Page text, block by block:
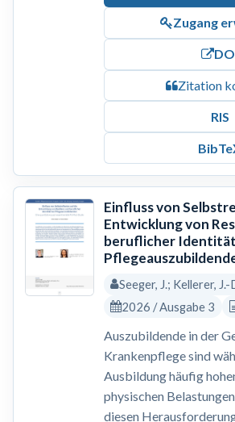
Zugang
Zitation
RIS
Einfluss von
Entwicklung von
beruflicher
Seeger, J.; Kellerer, J.-
2026 / Ausgabe 3
Auszubildende in der
Krankenpflege sind
Ausbildung häufig
physischen
diesen